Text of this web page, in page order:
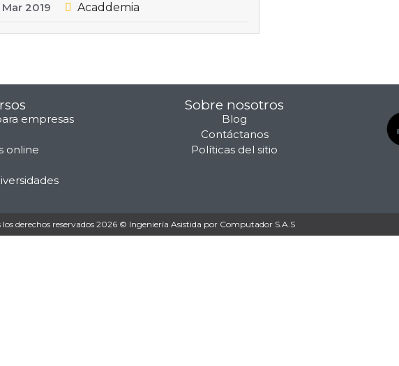
Mar 2019 Acaddemia
empresas
online
Sobre nosotros
Blog
Contáctanos
Políticas del sitio
los derechos reservados 2026 © Ingeniería Asistida por Computador S.A.S